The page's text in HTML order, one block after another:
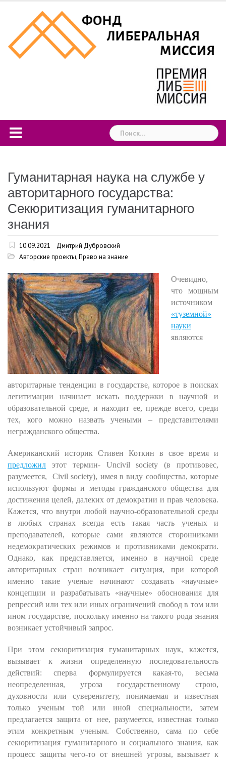
content
Найти:
Гуманитарная наука на службе у
авторитарного государства:
Секюритизация гуманитарного
знания
10.09.2021
Дмитрий Дубровский
Авторские проекты,Право на знание
Очевидно,
что мощным
источником
«туземной»
науки
являются
авторитарные тенденции в государстве, которое в поисках
легитимации начинает искать поддержки в научной и
образовательной среде, и находит ее, прежде всего, среди
тех, кого можно назвать учеными – представителями
негражданского общества.
Американский историк
Стивен Коткин в свое время и
предложил этот термин- Uncivil society (в противовес,
разумеется, Civil society), имея в виду сообщества, которые
используют формы и методы гражданского общества для
достижения целей, далеких от демократии и прав человека.
Кажется, что внутри любой научно-образовательной среды
в любых странах всегда есть такая часть ученых и
преподавателей, которые сами являются сторонниками
недемократических режимов и противниками демократи.
Однако, как представляется, именно в научной среде
авторитарных стран возникает ситуация, при которой
именно такие ученые начинают создавать «научные»
концепции и разрабатывать «научные» обоснования для
репрессий или тех или иных ограничений свобод в том или
ином государстве, поскольку именно на такого рода знания
возникает устойчивый запрос.
При этом секюритизация гуманитарных наук, кажется,
вызывает к жизни определенную последовательность
действий: сперва формулируется какая-то, весьма
неопределенная, угроза государственному строю,
духовности или суверенитету, понимаемая и известная
только ученым той или иной специальности, затем
предлагается защита от нее, разумеется, известная только
этим конкретным ученым. Собственно, сама по себе
секюритизация гуманитарного и социального знания, как
процесс защиты чего-то от внешней угрозы, вызывает к